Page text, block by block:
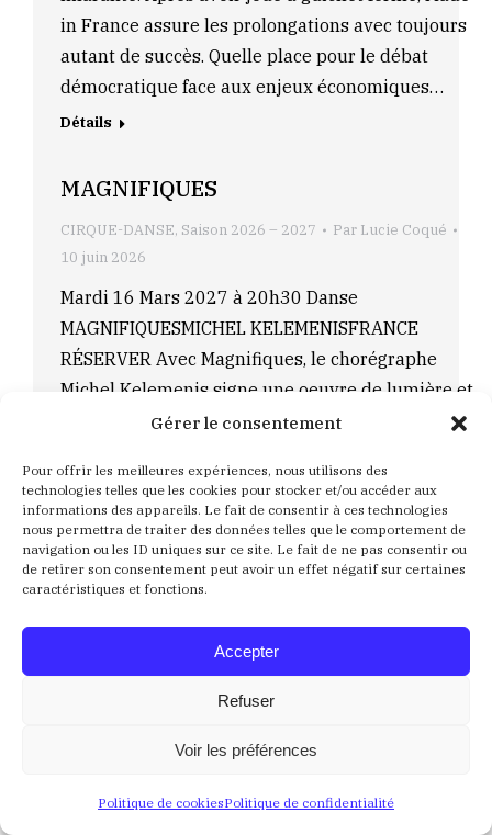
Gérer le consentement
Pour offrir les meilleures expériences, nous utilisons des
technologies telles que les cookies pour stocker et/ou accéder aux
informations des appareils. Le fait de consentir à ces technologies
nous permettra de traiter des données telles que le comportement de
navigation ou les ID uniques sur ce site. Le fait de ne pas consentir ou
de retirer son consentement peut avoir un effet négatif sur certaines
caractéristiques et fonctions.
Accepter
Refuser
Voir les préférences
Politique de cookiesPolitique de confidentialité
in France assure les prolongations avec toujours
autant de succès. Quelle place pour le débat
démocratique face aux enjeux économiques…
Détails
MAGNIFIQUES
CIRQUE-DANSE, Saison 2026 – 2027 Par Lucie Coqué
10 juin 2026
Mardi 16 Mars 2027 à 20h30 Danse
MAGNIFIQUESMICHEL KELEMENISFRANCE
RÉSERVER Avec Magnifiques, le chorégraphe
Michel Kelemenis signe une oeuvre de lumière et
de fête, un hymne vibrant à la vie et à la danse.
déploient d’abord dans la grâce des mouvements
classiques, au son du Magnificat de Jean-
Sébastien…
Détails
PAUL DE SAINT SERNIN
10 juin 2026
SAINT SERNINPAUL DE SAINT SERNINFRANCE